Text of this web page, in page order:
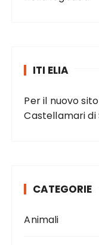
ITI ELIA
Per il nuovo
Castellamari
CATEGORIE
Animali